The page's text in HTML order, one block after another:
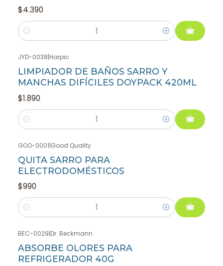
$4.390
Cantidad
JYD-0038|Harpic
LIMPIADOR DE BAÑOS SARRO Y
MANCHAS DIFÍCILES DOYPACK 420ML
$1.890
Cantidad
GOO-0001|Good Quality
QUITA SARRO PARA
ELECTRODOMÉSTICOS
$990
Cantidad
BEC-0029|Dr. Beckmann
ABSORBE OLORES PARA
REFRIGERADOR 40G